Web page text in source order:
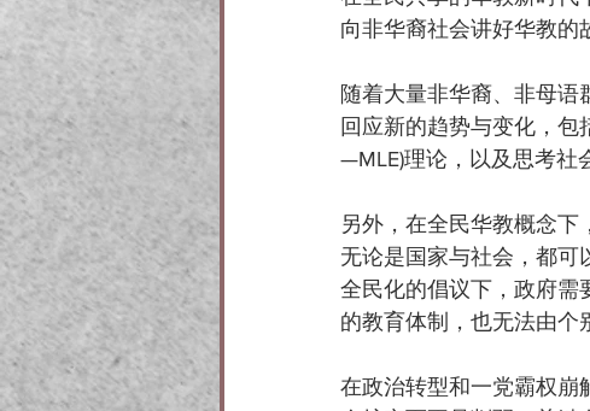
向非华裔社会讲好华教的
随着大量非华裔、非母语
回应新的趋势与变化，包
—MLE)理论，以及思考社
另外，在全民华教概念下
无论是国家与社会，都可
全民化的倡议下，政府需
的教育体制，也无法由个
在政治转型和一党霸权崩